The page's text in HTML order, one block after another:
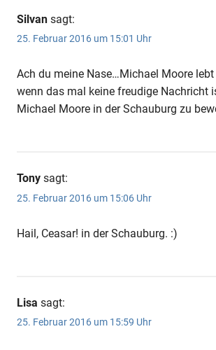
Silvan sagt:
25. Februar 2016 um 15:01 Uhr
Ach du meine Nase…Michael Moore
wenn das mal keine freudige Nachricht
Michael Moore in der Schauburg zu
Tony sagt:
25. Februar 2016 um 15:06 Uhr
Hail, Ceasar! in der Schauburg. :)
Lisa sagt:
25. Februar 2016 um 15:59 Uhr